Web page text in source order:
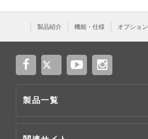
製品紹介 機能・仕様 オプション
製品一覧